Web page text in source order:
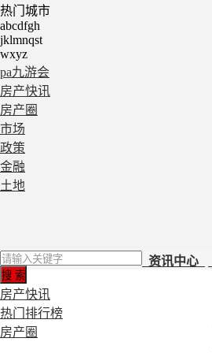
热门城市
abcdfgh
jklmnqst
wxyz
pa九游会
房产快讯
房产圈
市场
政策
金融
土地
房产快讯
热门排行榜
房产圈
资讯中心